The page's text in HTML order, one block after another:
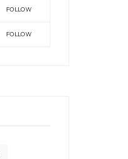
FOLLOW
FOLLOW